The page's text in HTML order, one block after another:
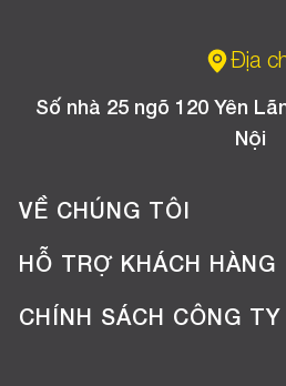
Địa
Số nhà 25 ngõ 120 Yên
Nội
VỀ CHÚNG TÔI
Giới thiệu công ty
Tuyển dụng
HỖ TRỢ KHÁCH HÀNG
Hướng dẫn mua hàng online
CHÍNH SÁCH CÔNG TY